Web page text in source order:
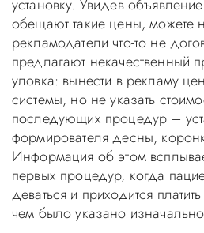
установку. Увидев
обещают такие цены, можете
рекламодатели что-то не
предлагают некачественный
уловка: вынести в рекламу
системы, но не указать
последующих процедур –
формирователя десны,
Информация об этом
первых процедур, когда
деваться и приходится
чем было указано